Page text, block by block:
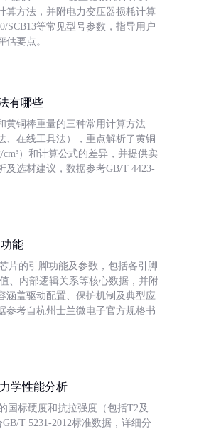
算方法，并附电力变压器损耗计算
SCB13等常见型号参数，指导用户
估要点。
有哪些
黄铜棒重量的三种常用计算方法
、在线工具法），重点解析了黄铜
）和计算公式的差异，并提供实
及选材建议，数据参考GB/T 4423-
能
片的引脚功能及参数，包括各引脚
、内部逻辑关系等核心数据，并附
涵盖驱动配置、保护机制及典型应
参考自杭州士兰微电子官方规格书
学性能分析
国标硬度和抗拉强度（包括T2及
T 5231-2012标准数据，详细分